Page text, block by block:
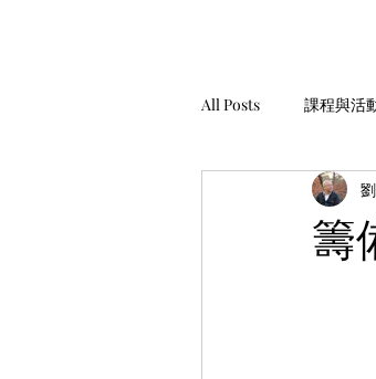
All Posts 課程與活
籌